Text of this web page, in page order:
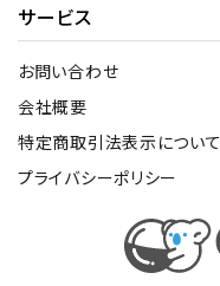
サービス
お問い合わせ
会社概要
特定商取引法表示について
プライバシーポリシー